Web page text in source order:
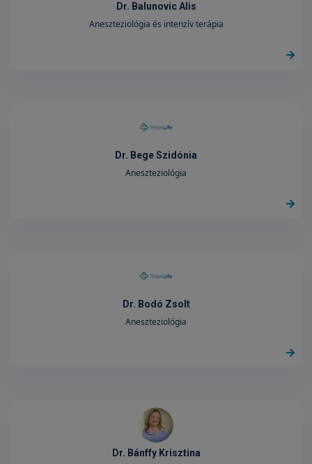
Dr. Balunovic Alis
Aneszteziológia és intenzív terápia
Dr. Bege Szidónia
Aneszteziológia
Dr. Bodó Zsolt
Aneszteziológia
Dr. Bánffy Krisztina